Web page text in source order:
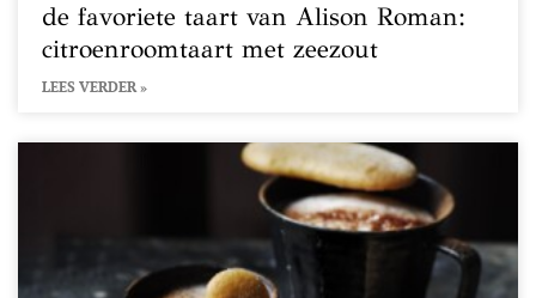
de favoriete taart van Alison Roman:
citroenroomtaart met zeezout
LEES VERDER »